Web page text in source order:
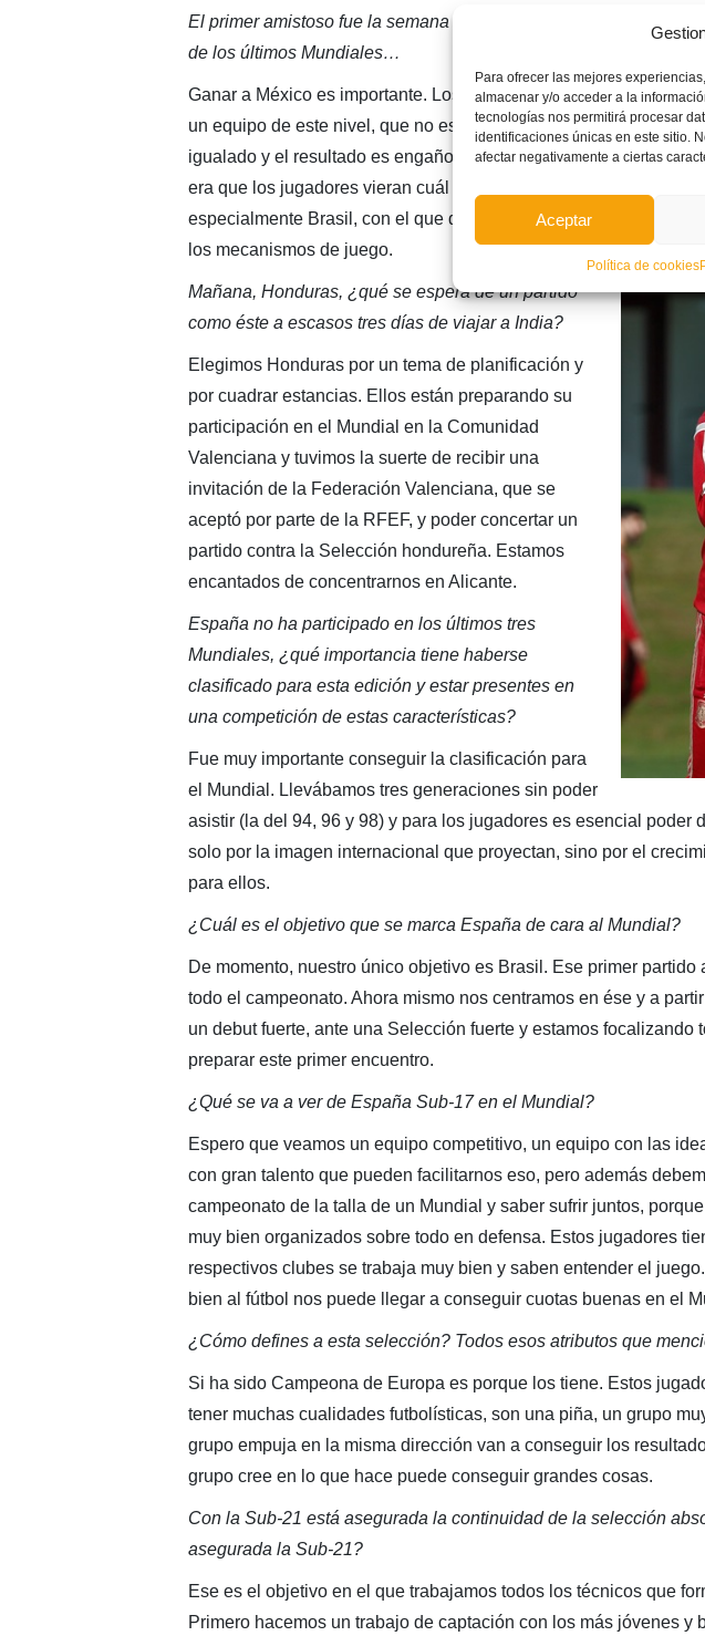
Para ofrecer las mejores
almacenar y/o acceder a la
tecnologías nos permitirá procesar
identificaciones únicas en este sitio.
afectar negativamente a ciertas
Aceptar
Política de cookies
El primer amistoso fue la semana pasada, España ganó por 3 a 1
de los últimos Mundiales…
Ganar a México es importante. Los jugadores vieron las
un equipo de este nivel, que no es un estilo de juego europeo.
igualado y el resultado es engañoso, porque hasta los diez
era que los jugadores vieran cuál es la dificultad de los rivales
especialmente Brasil, con el que debutaremos, y también que
los mecanismos de juego.
Mañana, Honduras, ¿qué se espera de un partido
como éste a escasos tres días de viajar a India?
Elegimos Honduras por un tema de planificación y
por cuadrar estancias. Ellos están preparando su
participación en el Mundial en la Comunidad
Valenciana y tuvimos la suerte de recibir una
invitación de la Federación Valenciana, que se
aceptó por parte de la RFEF, y poder concertar un
partido contra la Selección hondureña. Estamos
encantados de concentrarnos en Alicante.
España no ha participado en los últimos tres
Mundiales, ¿qué importancia tiene haberse
clasificado para esta edición y estar presentes en
una competición de estas características?
Fue muy importante conseguir la clasificación para
el Mundial. Llevábamos tres generaciones sin poder
asistir (la del 94, 96 y 98) y para los jugadores es esencial poder
solo por la imagen internacional que proyectan, sino por el
para ellos.
¿Cuál es el objetivo que se marca España de cara al Mundial?
De momento, nuestro único objetivo es Brasil. Ese primer partido
todo el campeonato. Ahora mismo nos centramos en ése y a
un debut fuerte, ante una Selección fuerte y estamos focalizando
preparar este primer encuentro.
¿Qué se va a ver de España Sub-17 en el Mundial?
Espero que veamos un equipo competitivo, un equipo con las
con gran talento que pueden facilitarnos eso, pero además
campeonato de la talla de un Mundial y saber sufrir juntos,
muy bien organizados sobre todo en defensa. Estos jugadores
respectivos clubes se trabaja muy bien y saben entender el
bien al fútbol nos puede llegar a conseguir cuotas buenas en el
¿Cómo defines a esta selección? Todos esos atributos que
Si ha sido Campeona de Europa es porque los tiene. Estos
tener muchas cualidades futbolísticas, son una piña, un grupo
grupo empuja en la misma dirección van a conseguir los
grupo cree en lo que hace puede conseguir grandes cosas.
Con la Sub-21 está asegurada la continuidad de la selección
asegurada la Sub-21?
Ese es el objetivo en el que trabajamos todos los técnicos que
Primero hacemos un trabajo de captación con los más jóvenes y